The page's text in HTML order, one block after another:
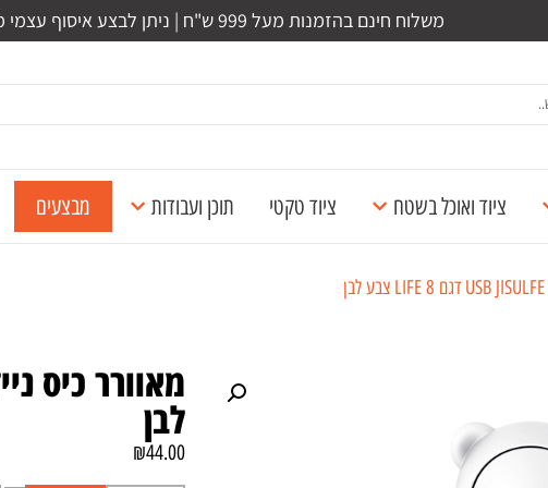
משלוח חינם בהזמנות מעל 999 ש"ח | ניתן לבצע איסוף עצמי מהסניף
ציוד ואוכל בשטח ציוד טקטי תוכן ועבודות מבצעים
לבן
₪44.00